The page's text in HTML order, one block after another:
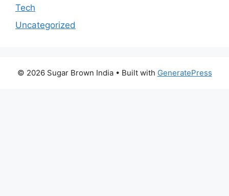
Tech
Uncategorized
© 2026 Sugar Brown India• Built with GeneratePress